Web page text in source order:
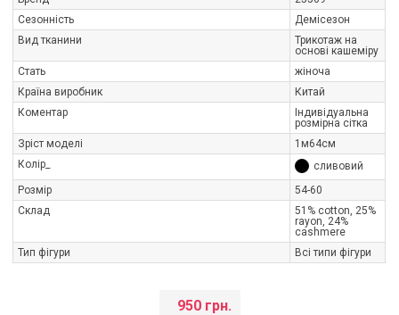
Сезонність
Демісезон
Вид тканини
Трикотаж на
основі кашеміру
Стать
жіноча
Країна виробник
Китай
Коментар
Індивідуальна
розмірна сітка
Зріст моделі
1м64см
Колір_
сливовий
Розмір
54-60
Склад
51% cotton, 25%
rayon, 24%
cashmere
Тип фігури
Всі типи фігури
950 грн.